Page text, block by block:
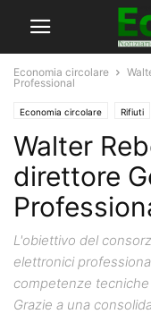
Economia circolare
Professional
Economia circolare Rifiuti
Walter
direttore
L'obiettivo del
elettronici
competenze
Grazie a una